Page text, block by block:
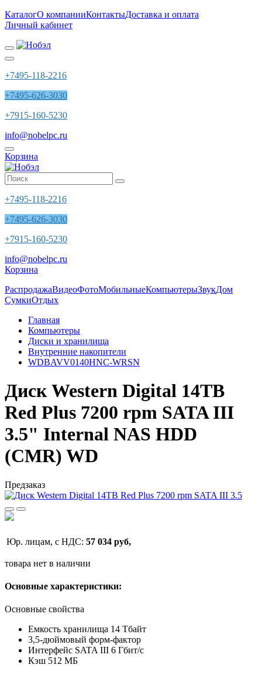
КаталогО компанииКонтактыДоставка и оплата
Личный кабинет
+7495-118-2216
+7495-626-3030
+7915-160-5230
info@nobelpc.ru
Корзина
+7495-118-2216
+7495-626-3030
+7915-160-5230
info@nobelpc.ru
Корзина
РаспродажаВидеоФотоМобильныеКомпьютерыЗвукДом
СумкиОтдых
Главная
Компьютеры
Диски и хранилища
Внутренние накопители
WDBAVV0140HNC-WRSN
Диск Western Digital 14TB
Red Plus 7200 rpm SATA III
3.5" Internal NAS HDD
(CMR) WD
Предзаказ
Юр. лицам, с НДС: 57 034 руб,
товара нет в наличии
Основные характеристики:
Основные свойства
Емкость хранилища 14 Тбайт
3,5-дюймовый форм-фактор
Интерфейс SATA III 6 Гбит/с
Кэш 512 МБ